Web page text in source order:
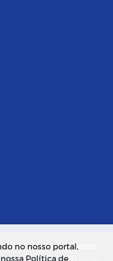
Data da Versão: 18/03/2026
no nosso portal,
Política de